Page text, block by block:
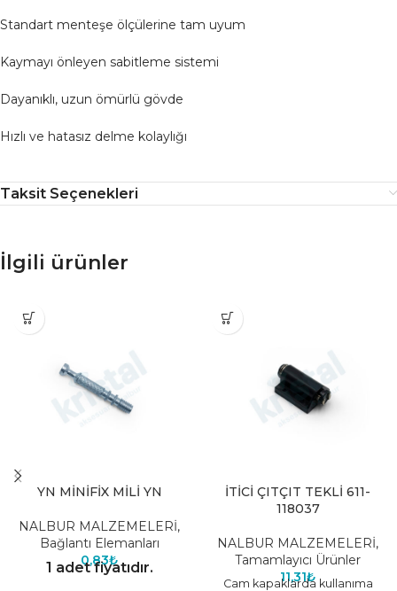
Standart menteşe ölçülerine tam uyum
Kaymayı önleyen sabitleme sistemi
Dayanıklı, uzun ömürlü gövde
Hızlı ve hatasız delme kolaylığı
Taksit Seçenekleri
İlgili ürünler
YN MİNİFİX MİLİ YN
NALBUR MALZEMELERİ,
Bağlantı Elemanları
0,83₺
1 adet fiyatıdır.
İTİCİ ÇITÇIT TEKLİ 611-
118037
NALBUR MALZEMELERİ,
Tamamlayıcı Ürünler
11,31₺
Cam kapaklarda kullanıma